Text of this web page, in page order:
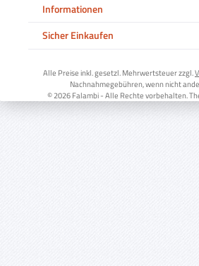
Informationen
Sicher Einkaufen
Alle Preise inkl. gesetzl. Mehrwertsteuer zzgl.
Nachnahmegebühren, wenn nicht
© 2026 Falambi - Alle Rechte vorbehalten.